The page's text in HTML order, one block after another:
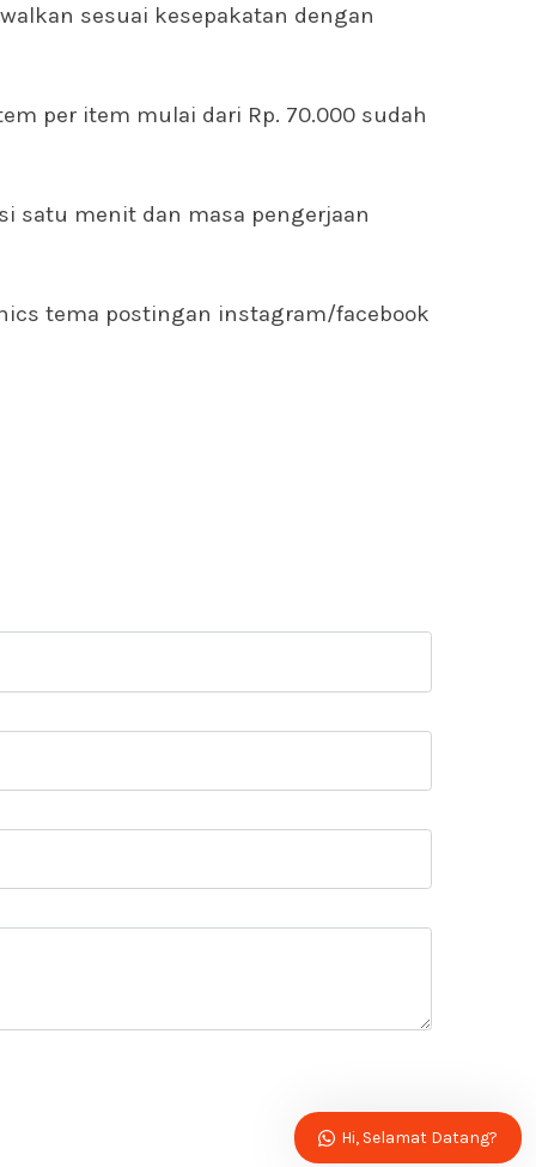
sesuai kesepakatan dengan
per item mulai dari Rp. 70.000 sudah
satu menit dan masa pengerjaan
tema postingan instagram/facebook
Hi, Selamat Datang?